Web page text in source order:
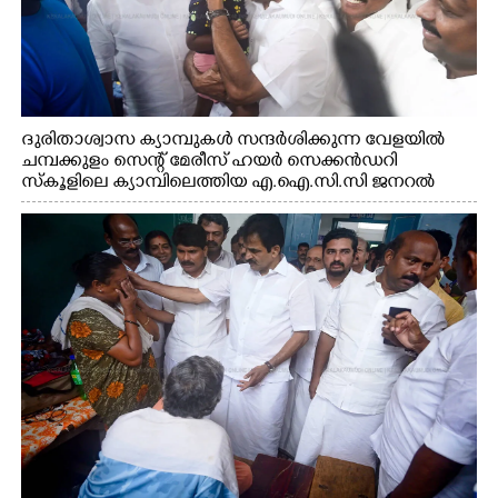
ദുരിതാശ്വാസ ക്യാമ്പുകൾ സന്ദർശിക്കുന്ന വേളയിൽ
ചമ്പക്കുളം സെന്റ് മേരീസ് ഹയർ സെക്കൻഡറി
സ്കൂളിലെ ക്യാമ്പിലെത്തിയ എ.ഐ.സി.സി ജനറൽ
സെക്രട്ടറി കെ.സി വേണുഗോപാൽ എം.പി കുരുന്നിനെ
എടുത്ത് ലാളിച്ചപ്പോൾ. സഹകരണ-എക്സൈസ്
വകുപ്പ് മന്ത്രി എം. ലിജു, കൃഷിവകുപ്പ് മന്ത്രി ടി. സിദ്ദിഖ്,
റെജി ചെറിയാൻ എം. എൽ. എ എന്നിവർ സമീപം